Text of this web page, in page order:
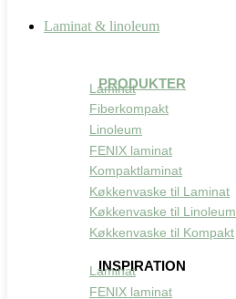
Laminat & linoleum
PRODUKTER
Laminat
Fiberkompakt
Linoleum
FENIX laminat
Kompaktlaminat
Køkkenvaske til Laminat
Køkkenvaske til Linoleum
Køkkenvaske til Kompakt
INSPIRATION
Laminat
FENIX laminat